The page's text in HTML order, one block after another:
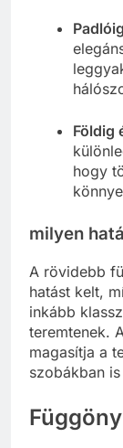
Földig
hogy
milyen
A rövidebb
hatást kelt,
inkább
teremtenek.
magasítja a
szobákban